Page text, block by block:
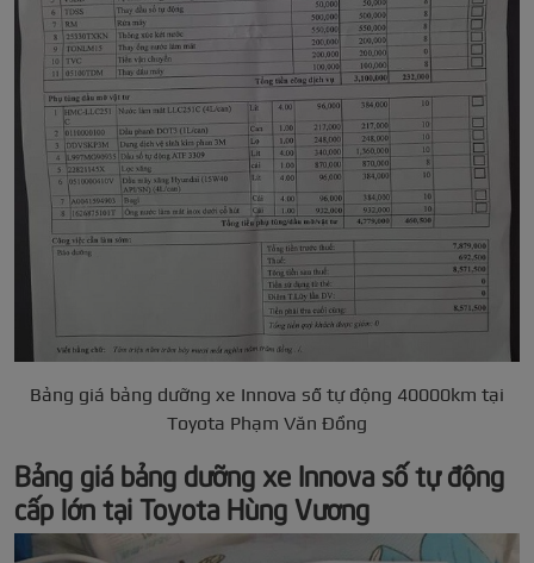
Bảng giá bảng dưỡng xe Innova số tự động 40000km tại
Toyota Phạm Văn Đồng
Bảng giá bảng dưỡng xe Innova số tự động
cấp lớn tại Toyota Hùng Vương